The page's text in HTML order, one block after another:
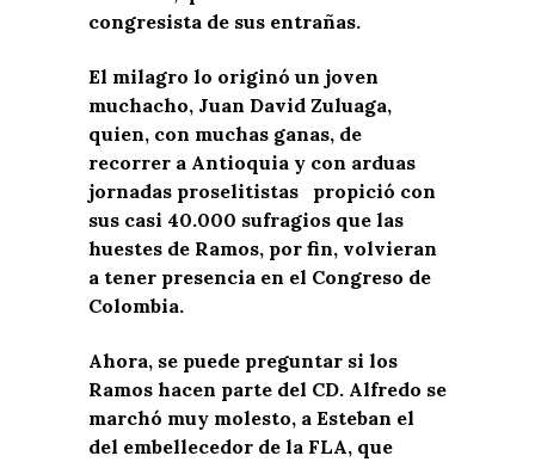
congresista de sus entrañas.
El milagro lo originó un joven
muchacho, Juan David Zuluaga,
quien, con muchas ganas, de
recorrer a Antioquia y con arduas
jornadas proselitistas propició con
sus casi 40.000 sufragios que las
huestes de Ramos, por fin, volvieran
a tener presencia en el Congreso de
Colombia.
Ahora, se puede preguntar si los
Ramos hacen parte del CD. Alfredo se
marchó muy molesto, a Esteban el
del embellecedor de la FLA, que